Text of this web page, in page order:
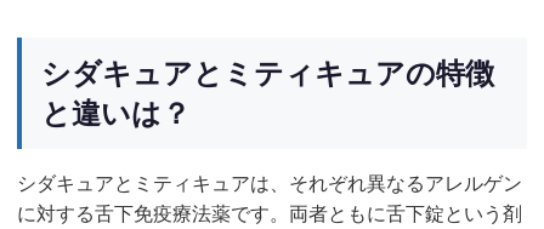
シダキュアとミティキュアの特徴
と違いは？
シダキュアとミティキュアは、それぞれ異なるアレルゲン
に対する舌下免疫療法薬です。両者ともに舌下錠という剤